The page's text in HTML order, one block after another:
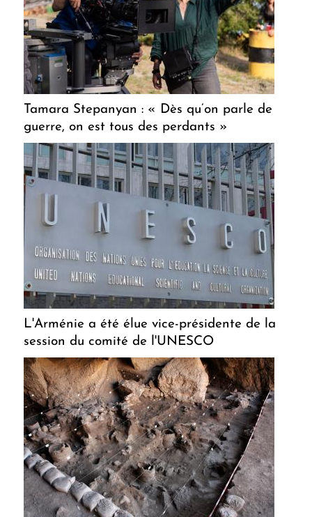
Tamara Stepanyan : « Dès qu’on parle de
guerre, on est tous des perdants »
L'Arménie a été élue vice-présidente de la
session du comité de l'UNESCO